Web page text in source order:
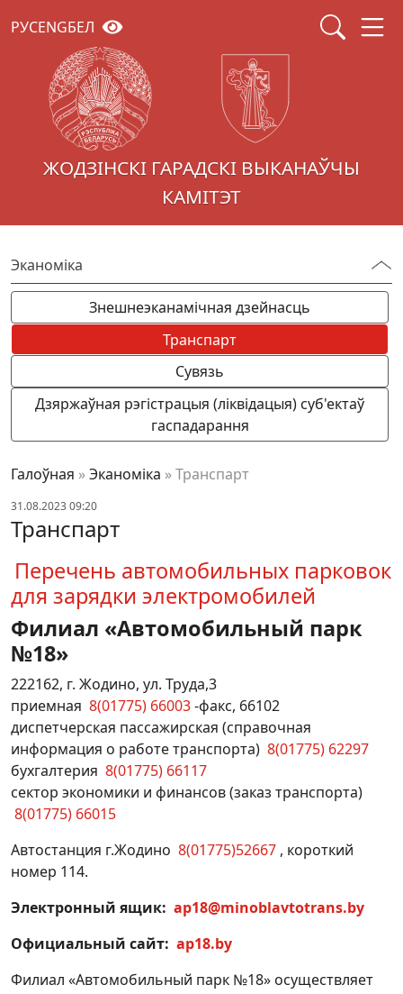
РУСENGБЕЛ
ЖОДЗІНСКІ ГАРАДСКІ ВЫКАНАЎЧЫ
КАМІТЭТ
Галоўная »Эканоміка »Транспарт
31.08.2023 09:20
Транспарт
Перечень автомобильных парковок
для зарядки электромобилей
Филиал «Автомобильный парк
№18»
222162, г. Жодино, ул. Труда,3
приемная 8(01775) 66003-факс, 66102
диспетчерская пассажирская (справочная
информация о работе транспорта) 8(01775) 62297
бухгалтерия 8(01775) 66117
сектор экономики и финансов (заказ транспорта)
8(01775) 66015
Автостанция г.Жодино 8(01775)52667 , короткий
номер 114.
Электронный ящик: ap18@minoblavtotrans.by
Официальный сайт: ap18.by
Филиал «Автомобильный парк №18» осуществляет
Эканоміка
Знешнеэканамічная дзейнасць
Транспарт
Сувязь
Дзяржаўная рэгістрацыя (ліквідацыя) суб'ектаў
гаспадарання